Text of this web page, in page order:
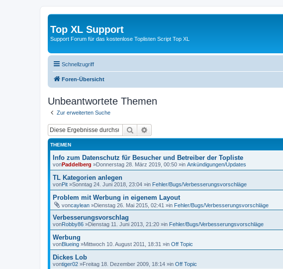
Top XL Support
Support Forum für das kostenlose Toplisten Script Top XL
Schnellzugriff
Foren-Übersicht
Unbeantwortete Themen
Zur erweiterten Suche
Suche
THEMEN
Info zum Datenschutz für Besucher und Betreiber der Topliste
vonPaddelberg »Donnerstag 28. März 2019, 00:50 »in Ankündigungen/Updates
TL Kategorien anlegen
vonPit »Sonntag 24. Juni 2018, 23:04 »in Fehler/Bugs/Verbesserungsvorschläge
Problem mit Werbung in eigenem Layout
voncaylean »Dienstag 26. Mai 2015, 02:41 »in Fehler/Bugs/Verbesserungsvorschläge
Verbesserungsvorschlag
vonRobby86 »Dienstag 11. Juni 2013, 21:20 »in Fehler/Bugs/Verbesserungsvorschläge
Werbung
vonBlueing »Mittwoch 10. August 2011, 18:31 »in Off Topic
Dickes Lob
vontiger02 »Freitag 18. Dezember 2009, 18:14 »in Off Topic